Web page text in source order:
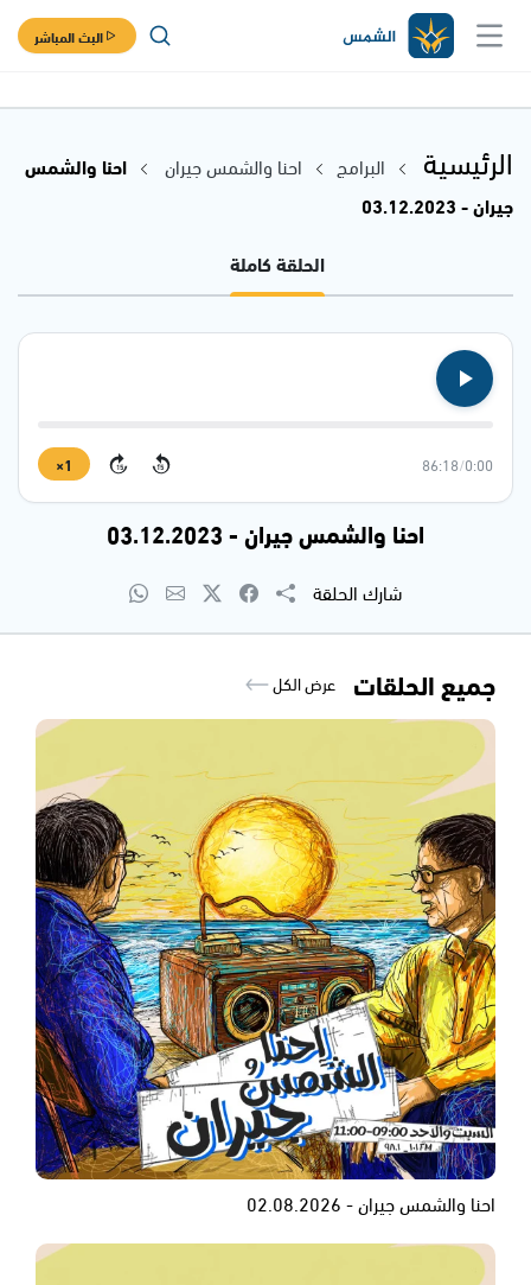
البث المباشر
الرئيسية البرامج احنا والشمس جيران
احنا والشمس
جيران - 03.12.2023
الحلقة كاملة
0:00
/
86:18
15
15
1×
احنا والشمس جيران - 03.12.2023
شارك الحلقة
جميع الحلقات عرض الكل
احنا والشمس جيران - 02.08.2026